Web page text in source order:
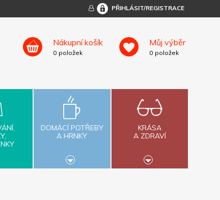
PŘIHLÁSIT/REGISTRACE
Nákupní košík
0 položek
Můj výběr
0 položek
DOMÁCÍ POTŘEBY
A HRNKY
KRÁSA
A ZDRAVÍ